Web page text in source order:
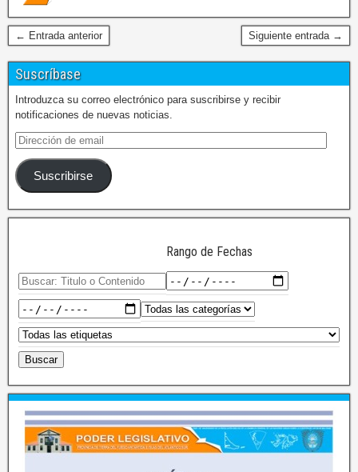
← Entrada anterior Siguiente entrada →
Suscríbase
Introduzca su correo electrónico para suscribirse y recibir
notificaciones de nuevas noticias.
Suscribirse
Rango de Fechas